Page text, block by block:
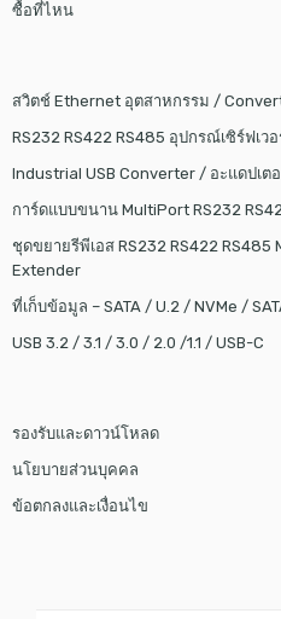
ซื้อที่ไหน
สวิตช์ Ethernet อุตสาหกรรม /
RS232 RS422 RS485 อุปกรณ์เซิร์ฟเวอ
Industrial USB Converter / อะแดปเต
การ์ดแบบขนาน MultiPort RS232
ชุดขยายรีพีเอส RS232 RS422
Extender
ที่เก็บข้อมูล – SATA / U.2 / NVMe /
USB 3.2 / 3.1 / 3.0 / 2.0 /1.1 / USB-C
รองรับและดาวน์โหลด
นโยบายส่วนบุคคล
ข้อตกลงและเงื่อนไข